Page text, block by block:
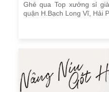
Ghé qua Top xưởng sỉ
quận H.Bạch Long Vĩ, Hải